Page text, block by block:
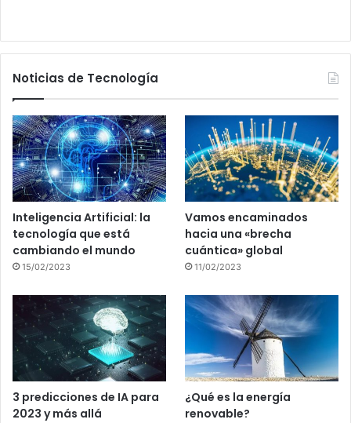
Noticias de Tecnología
Inteligencia Artificial: la
tecnología que está
cambiando el mundo
15/02/2023
Vamos encaminados
hacia una «brecha
cuántica» global
11/02/2023
3 predicciones de IA para
2023 y más allá
¿Qué es la energía
renovable?